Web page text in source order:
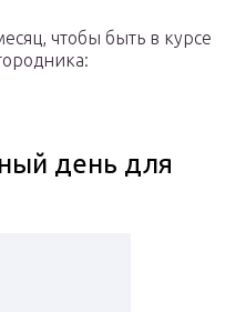
чтобы быть в курсе
день для